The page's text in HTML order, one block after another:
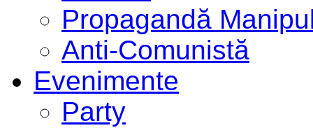
Propagandă
Anti-Comunistă
Evenimente
Party